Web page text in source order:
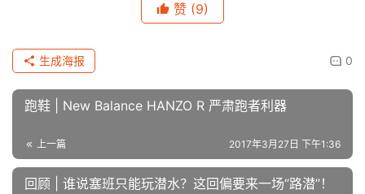
赞 (9)
0
生成海报
跑鞋 | New Balance HANZO R 严肃跑者利器
上一篇 2017年3月27日 下午1:36
回顾 | 谁说塞班只能玩潜水？这回偏要来一场“路潜”！